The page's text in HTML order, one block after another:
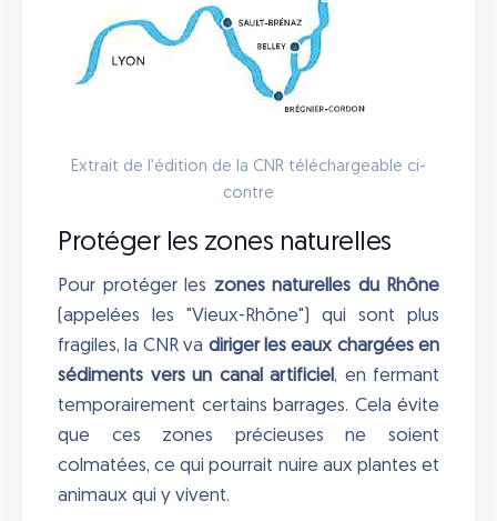
Extrait de l'édition de la CNR téléchargeable ci-
contre
Protéger les zones naturelles
Pour protéger les zones naturelles du Rhône
(appelées les "Vieux-Rhône") qui sont plus
fragiles, la CNR va diriger les eaux chargées en
sédiments vers un canal artificiel, en fermant
temporairement certains barrages. Cela évite
que ces zones précieuses ne soient
colmatées, ce qui pourrait nuire aux plantes et
animaux qui y vivent.